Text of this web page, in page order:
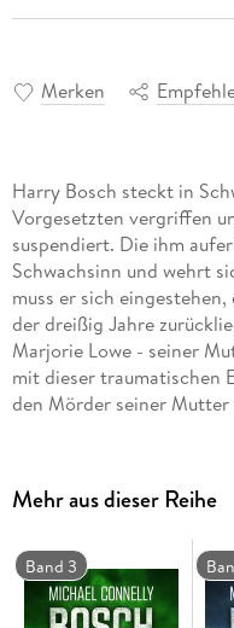
Merken
Harry Bosch steckt in
Vorgesetzten vergriffen
suspendiert. Die ihm
Schwachsinn und wehrt
muss er sich
der dreißig Jahre
Marjorie Lowe - seiner
mit dieser traumatischen
den Mörder seiner
Seite kennen. Lesung.
Ungekürzte Ausgabe
Mehr aus dieser Reihe
Band 3